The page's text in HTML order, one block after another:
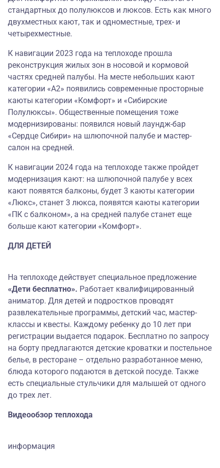
стандартных до полулюксов и люксов. Есть как много
двухместных кают, так и одноместные, трех- и
четырехместные.
К навигации 2023 года на теплоходе прошла
реконструкция жилых зон в носовой и кормовой
частях средней палубы. На месте небольших кают
категории «А2» появились современные просторные
каюты категории «Комфорт» и «Сибирские
Полулюксы». Общественные помещения тоже
модернизированы: появился новый лаундж-бар
«Сердце Сибири» на шлюпочной палубе и мастер-
салон на средней.
К навигации 2024 года на теплоходе также пройдет
модернизация кают: на шлюпочной палубе у всех
кают появятся балконы, будет 3 каюты категории
«Люкс», станет 3 люкса, появятся каюты категории
«ПК с балконом», а на средней палубе станет еще
больше кают категории «Комфорт».
ДЛЯ ДЕТЕЙ
На теплоходе действует специальное предложение
«Дети бесплатно». Работает квалифицированный
аниматор. Для детей и подростков проводят
развлекательные программы, детский час, мастер-
классы и квесты. Каждому ребенку до 10 лет при
регистрации выдается подарок. Бесплатно по запросу
на борту предлагаются детские кроватки и постельное
белье, в ресторане – отдельно разработанное меню,
блюда которого подаются в детской посуде. Также
есть специальные стульчики для малышей от одного
до трех лет.
Видеообзор теплохода
информация